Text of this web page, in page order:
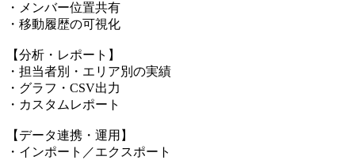
・メンバー位置共有
・移動履歴の可視化
【分析・レポート】
・担当者別・エリア別の実績
・グラフ・CSV出力
・カスタムレポート
【データ連携・運用】
・インポート／エクスポート